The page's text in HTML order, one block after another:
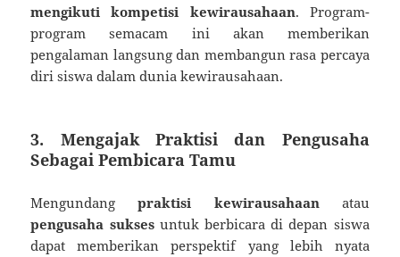
mengikuti kompetisi kewirausahaan. Program-
program semacam ini akan memberikan
pengalaman langsung dan membangun rasa percaya
diri siswa dalam dunia kewirausahaan.
3. Mengajak Praktisi dan Pengusaha
Sebagai Pembicara Tamu
Mengundangpraktisi kewirausahaan atau
pengusaha suksesuntuk berbicara di depan siswa
dapat memberikan perspektif yang lebih nyata